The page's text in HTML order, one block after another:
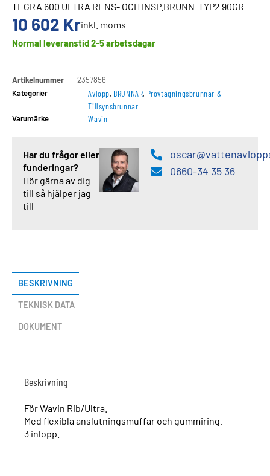
TEGRA 600 ULTRA RENS- OCH INSP.BRUNN TYP2 90GR
10 602 Krinkl. moms
Normal leveranstid 2-5 arbetsdagar
Artikelnummer
2357856
Kategorier
Avlopp, BRUNNAR, Provtagningsbrunnar &
Tillsynsbrunnar
Varumärke Wavin
Har du frågor eller
funderingar?
Hör gärna av dig
till så hjälper jag
till
0660-34 35 36
BESKRIVNING
TEKNISK DATA
DOKUMENT
Beskrivning
För Wavin Rib/Ultra.
Med flexibla anslutningsmuffar och gummiring.
3 inlopp.